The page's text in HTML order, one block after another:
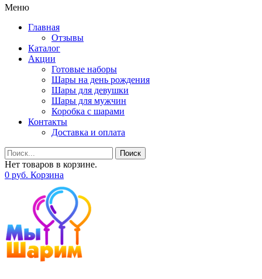
Меню
Главная
Отзывы
Каталог
Акции
Готовые наборы
Шары на день рождения
Шары для девушки
Шары для мужчин
Коробка с шарами
Контакты
Доставка и оплата
Поиск
Нет товаров в корзине.
0 руб. Корзина